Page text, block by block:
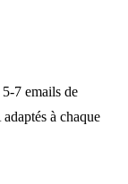
7 emails de
à chaque